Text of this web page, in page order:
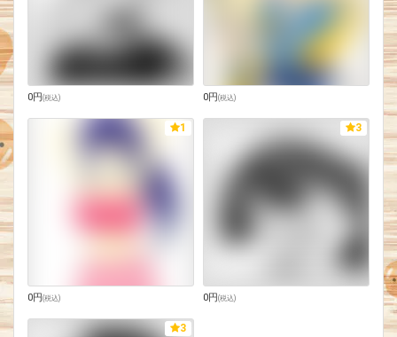
0円(税込) 0円(税込)
1
0円(税込)
3
0円(税込)
3